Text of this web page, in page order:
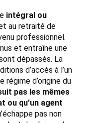
intégral ou
au retraité de
professionnel.
et entraîne une
dépassés. La
d’accès à l’un
régime d’origine du
pas les mêmes
ou qu’un agent
pas non